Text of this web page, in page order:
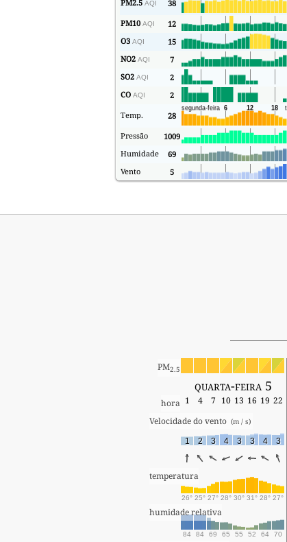
PM2.5 AQI 38
PM10 AQI 12
O3 AQI 15
NO2 AQI 7
SO2 AQI 2
CO AQI 2
Temp.
28
Pressão
1009
Humidade
69
Vento
5
PM2.5
quarta-feira 5
hora 1 4 7 10 13 16 19 22
Velocidade do vento (m / s)
1 2 3 4 3 3 4 3
temperatura
26° 25° 27° 28° 30° 31° 28° 27°
humidade relativa
84 84 69 65 55 52 64 70